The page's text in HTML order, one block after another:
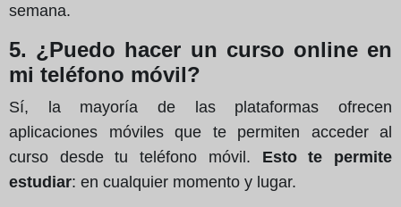
semana.
5. ¿Puedo hacer un curso online en
mi teléfono móvil?
Sí, la mayoría de las plataformas ofrecen
aplicaciones móviles que te permiten acceder al
curso desde tu teléfono móvil. Esto te permite
estudiar: en cualquier momento y lugar.